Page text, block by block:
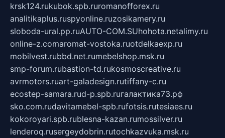
krsk124.rukubok.spb.ruromanofforex.ru
analitikaplus.ruspyonline.ruzosikamery.ru
sloboda-ural.pp.ruAUTO-COM.SUhohota.netalimy.ru
online-z.comaromat-vostoka.ruotdelkaexp.ru
mobilvest.rubbd.net.rumebelshop.msk.ru
smp-forum.rubastion-td.rukosmoscreative.ru
avrmotors.ruart-galadesign.rutiffany-c.ru
ecostep-samara.rud-p.spb.ruгалактика73.рф
sko.com.rudavitamebel-spb.rufotsis.rutesiaes.ru
kokoroyari.spb.rublesna-kazan.rumossilver.ru
lenderoq.rusergeydobrin.rutochkazvuka.msk.ru